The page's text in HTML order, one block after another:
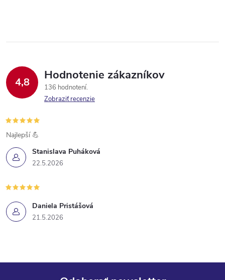
4,8 Hodnotenie zákazníkov
136 hodnotení
Zobraziť recenzie
Stanislava Puháková
22.5.2026
Najlepší 💪
Daniela Pristášová
21.5.2026